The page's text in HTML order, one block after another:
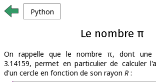
Python
Le nombre π
On rappelle que le nombre π, dont une
3.14159, permet en particulier de calculer
d'un cercle en fonction de son rayon R :